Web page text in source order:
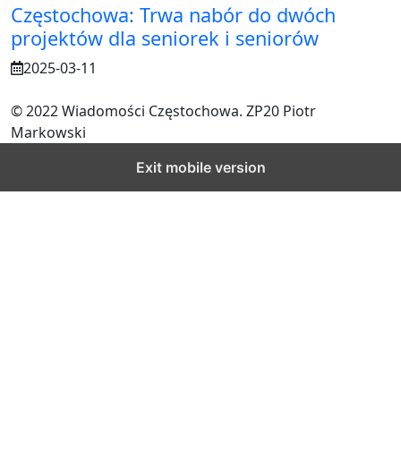
Częstochowa: Trwa nabór do dwóch
projektów dla seniorek i seniorów
2025-03-11
© 2022 Wiadomości Częstochowa. ZP20 Piotr
Markowski
Exit mobile version